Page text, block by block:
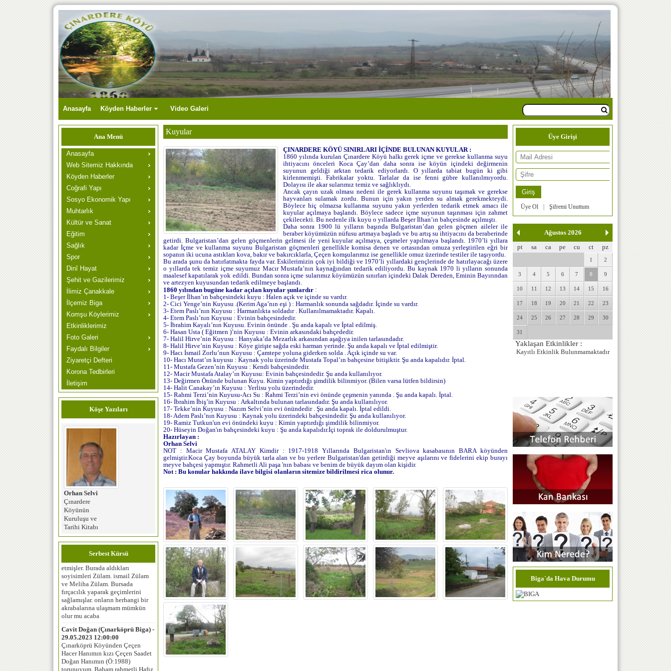
Anasayfa Köyden Haberler Video Galeri
Ana Menü
Anasayfa
Web Sitemiz Hakkında
Köyden Haberler
Coğrafi Yapı
Sosyo Ekonomik Yapı
Muhtarlık
Kültür ve Sanat
Eğitim
Sağlık
Spor
Dinî Hayat
Şehit ve Gazilerimiz
İlimiz Çanakkale
İlçemiz Biga
Komşu Köylerimiz
Etkinliklerimiz
Foto Galeri
Faydalı Bilgiler
Ziyaretçi Defteri
Korona Tedbirleri
İletişim
Köşe Yazıları
Orhan Selvi
Çınardere
Köyünün
Kuruluşu ve
Tarihi Kitabı
Serbest Kürsü
duygu ceylan erdoğan (istanbul) -
05.02.2024 12:00:00
Merhaba, benim anneannem
dedemle evlenip 1950 yılında
Selvievo‘dan Bursaya göç
etmişler. Burada aldıkları
soyisimleri Zülam. ismail Zülam
ve Meliha Zülam. Bursada
fırçacılık yaparak geçimlerini
sağlamışlar. onların herhangi bir
akrabalarına ulaşmam mümkün
olur mu acaba
29.05.2023 12:00:00
Çınarköprü Köyünden Çeçen
Hacer Hanımın kızı Çeçen Saadet
Doğan Hanımın (Ö:1988)
torunuyum. Babam rahmetli Hafız
Kuyular
ÇINARDERE KÖYÜ SINIRLARI İÇİNDE BULUNAN KUYULAR :
1860 yılında kurulan Çınardere Köyü halkı gerek içme ve gerekse kullanma suyu
ihtiyacını önceleri Koca Çay’dan daha sonra ise köyün içindeki değirmenin
suyunun geldiği arktan tedarik ediyorlardı. O yıllarda tabiat bugün ki gibi
kirlenmemişti. Fabrikalar yoktu. Tarlalar da ise fenni gübre kullanılmıyordu.
Dolayısı ile akar sularımız temiz ve sağlıklıydı.
Ancak çayın uzak olması nedeni ile gerek kullanma suyunu taşımak ve gerekse
hayvanları sulamak zordu. Bunun için yakın yerden su almak gerekmekteydi.
Böylece hiç olmazsa kullanma suyunu yakın yerlerden tedarik etmek amacı ile
kuyular açılmaya başlandı. Böylece sadece içme suyunun taşınması için zahmet
çekilecekti. Bu nedenle ilk kuyu o yıllarda Beşer İlhan’ın bahçesinde açılmıştı.
Daha sonra 1900 lü yılların başında Bulgaristan’dan gelen göçmen aileler ile
beraber köyümüzün nüfusu artmaya başladı ve bu artış su ihtiyacını da beraberinde
getirdi. Bulgaristan’dan gelen göçmenlerin gelmesi ile yeni kuyular açılmaya, çeşmeler yapılmaya başlandı. 1970’li yıllara
kadar İçme ve kullanma suyunu Bulgaristan göçmenleri genellikle komisa denen ve ortasından omuza yerleştirilen eğri bir
sopanın iki ucuna astıkları kova, bakır ve bakırcıklarla, Çeçen komşularımız ise genellikle omuz üzerinde testiler ile taşıyordu.
Bu arada şunu da hatırlatmakta fayda var. Eskilerimizin çok iyi bildiği ve 1970’li yıllardaki gençlerinde de hatırlayacağı üzere
o yıllarda tek temiz içme suyumuz Macır Mustafa’nın kaynağından tedarik ediliyordu. Bu kaynak 1970 li yılların sonunda
maalesef kapatılarak yok edildi. Bundan sonra içme sularımız köyümüzün sınırları içindeki Dalak Dereden, Eminin Bayırından
ve artezyen kuyusundan tedarik edilmeye başlandı.
1860 yılından bugüne kadar açılan kuyular şunlardır :
1- Beşer İlhan’ın bahçesindeki kuyu : Halen açık ve içinde su vardır.
2- Cici Yenge’nin Kuyusu .(Kerim Aga’nın eşi ) : Harmanlık sonunda sağdadır. İçinde su vardır.
3- Etem Paslı’nın Kuyusu : Harmanlıkta soldadır . Kullanılmamaktadır. Kapalı.
4- Etem Paslı’nın Kuyusu : Evinin bahçesindedir.
5- İbrahim Kayalı’nın Kuyusu. Evinin önünde . Şu anda kapalı ve İptal edilmiş.
6- Hasan Usta ( Eğitmen )’nin Kuyusu : Evinin arkasındaki bahçededir.
7- Halil Hirve’nin Kuyusu : Hanyaka’da Mezarlık arkasından aşağıya inilen tarlasındadır.
8- Halil Hirve’nin Kuyusu : Köye girişte sağda eski harman yerinde. Şu anda kapalı ve İptal edilmiştir.
9- Hacı İsmail Zorlu’nun Kuyusu : Çamtepe yoluna giderken solda . Açık içinde su var.
10- Hacı Murat’ın kuyusu : Kaynak yolu üzerinde Mustafa Topal’ın bahçesine bitişiktir. Şu anda kapalıdır. İptal.
11- Mustafa Gezen’nin Kuyusu : Kendi bahçesindedir.
12- Macir Mustafa Atalay’ın Kuyusu: Evinin bahçesindedir. Şu anda kullanılıyor.
13- Değirmen Önünde bulunan Kuyu. Kimin yaptırdığı şimdilik bilinmiyor. (Bilen varsa lütfen bildirsin)
14- Halit Canakay’ın Kuyusu : Yerlisu yolu üzerindedir.
15- Rahmi Terzi’nin Kuyusu-Acı Su : Rahmi Terzi’nin evi önünde çeşmenin yanında . Şu anda kapalı. İptal.
16- İbrahim İbiş’in Kuyusu : Arkaltında bulunan tarlasındadır. Şu anda kullanılıyor.
17- Tekke’nin Kuyusu : Nazım Selvi’nin evi önündedir . Şu anda kapalı. İptal edildi.
18- Adem Paslı’nın Kuyusu : Kaynak yolu üzerindeki bahçesindedir. Şu anda kullanılıyor.
19- Ramiz Tutkun'un evi önündeki kuyu : Kimin yaptırdığı şimdilik bilinmiyor.
20- Hüseyin Doğan'ın bahçesindeki kuyu : Şu anda kapalıdır.İçi toprak ile doldurulmuştur.
Hazırlayan :
Orhan Selvi
NOT : Macir Mustafa ATALAY Kimdir : 1917-1918 Yıllarında Bulgaristan'ın Sevliova kasabasının BARA köyünden
gelmiştir.Koca Çay boyunda büyük tarla alan ve bu yerlere Bulgaristan'dan getirdiği meyve aşılarını ve fidelerini ekip burayı
meyve bahçesi yapmıştır. Rahmetli Ali paşa 'nın babası ve benim de büyük dayım olan kişidir.
Not : Bu konular hakkında ilave bilgisi olanların sitemize bildirilmesi rica olunur.
Üye Girişi
Şifremi Unuttum
Üye Ol
Ağustos 2026
pt
sa ca pe cu ct pz
1 2
3 4 5 6 7 8 9
10 11 12 13 14 15 16
17 18 19 20 21 22 23
24 25 26 27 28 29 30
31
Yaklaşan Etkinlikler :
Kayıtlı Etkinlik Bulunmamaktadır
Biga`da Hava Durumu